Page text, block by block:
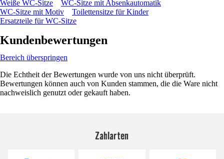
Weiße WC-Sitze
WC-Sitze mit Absenkautomatik
WC-Sitze mit Motiv
Toilettensitze für Kinder
Ersatzteile für WC-Sitze
Kundenbewertungen
Bereich überspringen
Die Echtheit der Bewertungen wurde von uns nicht überprüft.
Bewertungen können auch von Kunden stammen, die die Ware nicht
nachweislich genutzt oder gekauft haben.
Zahlarten